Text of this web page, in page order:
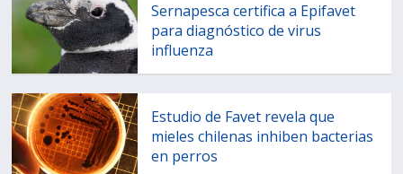
Sernapesca certifica a Epifavet
para diagnóstico de virus
influenza
Estudio de Favet revela que
mieles chilenas inhiben bacterias
en perros